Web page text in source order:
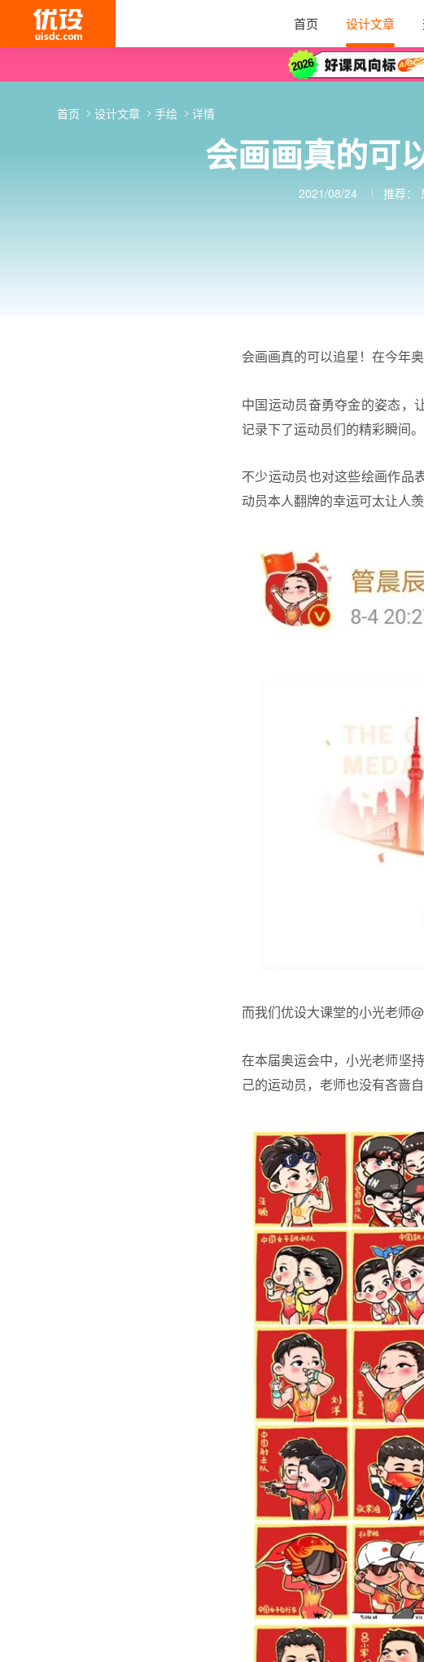
首页 设计文章
会画画真的可
2021/08/24 推荐：
首页 设计文章 手绘 详情
会画画真的可以追星！在今年
中国运动员奋勇夺金的姿态，
记录下了运动员们的精彩瞬间。
不少运动员也对这些绘画作品
动员本人翻牌的幸运可太让人羡
而我们优设大课堂的小光老师
在本届奥运会中，小光老师坚
己的运动员，老师也没有吝啬自